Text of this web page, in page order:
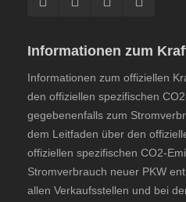
Informationen zum
Informationen zum offiziellen
den offiziellen spezifischen
gegebenenfalls zum
dem Leitfaden über den
offiziellen spezifischen CO2-
Stromverbrauch neuer PKW
allen Verkaufsstellen und bei